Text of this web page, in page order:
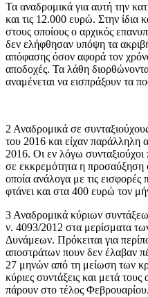
Τα αναδρομικά για αυτή την
και τις 12.000 ευρώ. Στην ίδια
στους οποίους ο αρχικός
δεν ελήφθησαν υπόψη τα ακριβή
απόφασης όσον αφορά τον
αποδοχές. Τα λάθη
αναμένεται να εισπράξουν τα
2 Αναδρομικά σε
του 2016 και είχαν παράλληλη
2016. Οι εν λόγω συνταξιούχοι
σε εκκρεμότητα η προσαύξηση
οποία ανάλογα με τις εισφορές
φτάνει και στα 400 ευρώ τον
3 Αναδρομικά κύριων
ν. 4093/2012 στα μερίσματα
Δυνάμεων. Πρόκειται για
αποστράτων πουν δεν έλαβαν
27 μηνών από τη μείωση των
κύριες συντάξεις και μετά
πάρουν στο τέλος Φεβρουαρίου.